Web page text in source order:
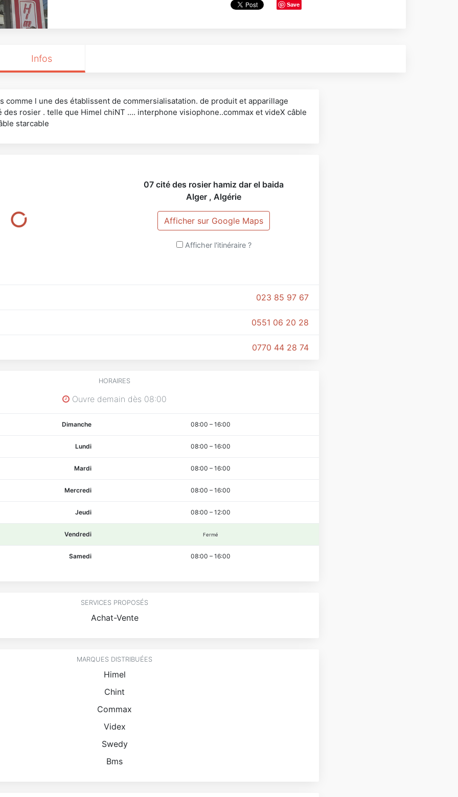
Save
Infos
comme l une des établissent de commersialisatation. de produit et apparillage
des rosier . telle que Himel chiNT .... interphone visiophone..commax et videX câble
starcable
07 cité des rosier hamiz dar el baida
Alger , Algérie
Afficher sur Google Maps
Afficher l'itinéraire ?
023 85 97 67
0551 06 20 28
0770 44 28 74
HORAIRES
Ouvre demain dès 08:00
Dimanche 08:00 – 16:00
Lundi 08:00 – 16:00
Mardi 08:00 – 16:00
Mercredi 08:00 – 16:00
Jeudi 08:00 – 12:00
Vendredi Fermé
Samedi 08:00 – 16:00
SERVICES PROPOSÉS
Achat-Vente
MARQUES DISTRIBUÉES
Himel
Chint
Commax
Videx
Swedy
Bms